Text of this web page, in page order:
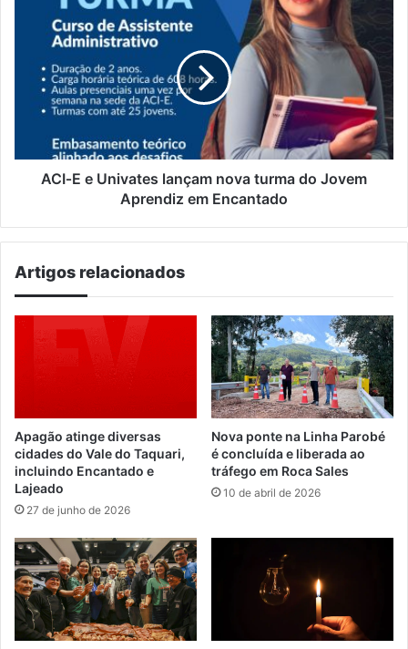
Univates
lançam
nova
Aprendiz
ACI‑E e Univates lançam nova turma do Jovem
Aprendiz em Encantado
Artigos relacionados
Apagão atinge diversas
cidades do Vale do Taquari,
incluindo Encantado e
Lajeado
27 de junho de 2026
Nova ponte na Linha Parobé
é concluída e liberada ao
tráfego em Roca Sales
10 de abril de 2026